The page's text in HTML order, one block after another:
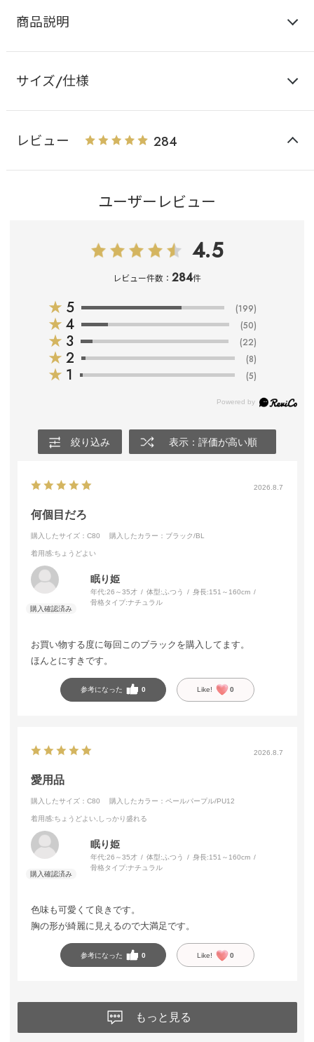
商品説明
サイズ/仕様
レビュー 284
ユーザーレビュー
4.5
レビュー件数： 284件
★ 5 (199)
★ 4 (50)
★ 3 (22)
★ 2 (8)
★ 1 (5)
絞り込み 表示：評価が高い順
2026.8.7
何個目だろ
購入したサイズ：C80 購入したカラー：ブラック/BL
着用感:ちょうどよい
眠り姫
年代:26～35才 体型: ふつう 身長:151～160cm
骨格タイプ:ナチュラル
お買い物する度に毎回このブラックを購入してます。
ほんとにすきです。
参考になった 0 Like! 0
2026.8.7
愛用品
購入したサイズ：C80 購入したカラー：ペールパープル/PU12
着用感:ちょうどよい,しっかり盛れる
眠り姫
年代:26～35才 体型:ふつう 身長:151～160cm
骨格タイプ:ナチュラル
色味も可愛くて良きです。
胸の形が綺麗に見えるので大満足です。
参考になった 0 Like! 0
もっと見る